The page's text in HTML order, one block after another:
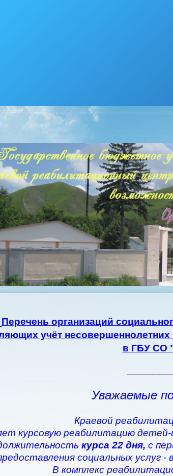
Перечень организаций
учёт
в ГБУ СО
Уважаемые
Краевой
курсовую реабилитацию
курса 22 дня, с
социальных услуг
В комплекс